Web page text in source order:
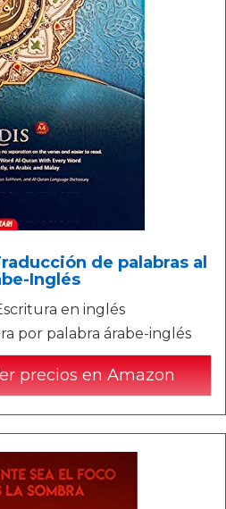
de palabras al
Inglés
en inglés
por palabra árabe-inglés
precios en Amazon